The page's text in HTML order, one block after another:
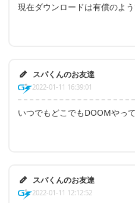
現在ダウンロードは有償のよ
スパくんのお友達
2022-01-11 16:39:01
いつでもどこでもDOOMやっ
スパくんのお友達
2022-01-11 12:12:52